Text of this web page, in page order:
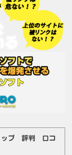
ップ 評判 口コ